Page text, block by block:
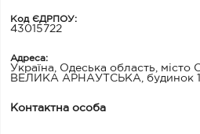
Код ЄДРПОУ:
43015722
Адреса:
Україна, Одеська область,
ВЕЛИКА АРНАУТСЬКА, будинок
Контактна особа